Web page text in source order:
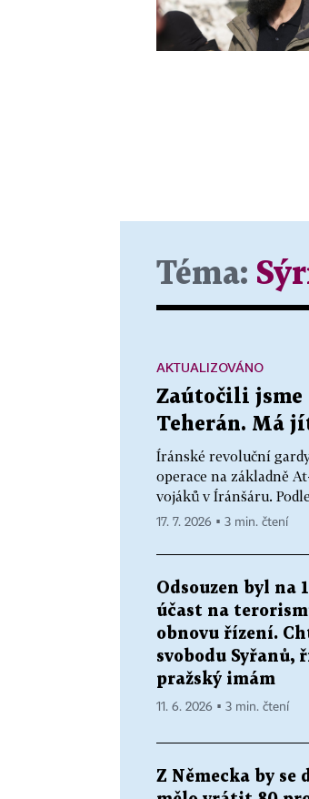
Téma:
Zaútočili jsme
Teherán. Má
Íránské revoluční
operace na základně
vojáků v Íránšáru.
AKTUALIZOVÁNO
17. 7. 2026 ▪ 3 min. čtení
Odsouzen byl na
účast na
obnovu řízení.
svobodu Syřanů,
pražský imám
11. 6. 2026 ▪ 3 min. čtení
Z Německa by se